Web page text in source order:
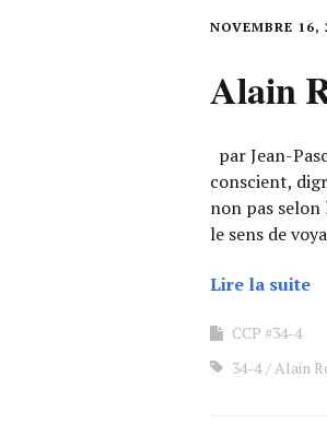
NOVEMBRE 16,
Alain
par Jean-
conscient,
non pas
le sens de
Lire la suite
CCP #34-4
34-4
Alain